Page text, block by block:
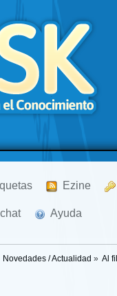
Ezine
Ayuda
Novedades / Actualidad » Al